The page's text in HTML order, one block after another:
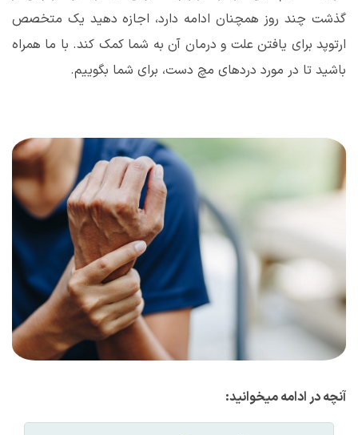
گذشت چند روز همچنان ادامه دارد، اجازه دهید یک متخصص
ارتوپد برای یافتن علت و درمان آن به شما کمک کند. با ما همراه
باشید تا در مورد دردهای مچ دست، برای شما بگوییم.
آنچه در ادامه میخوانید: